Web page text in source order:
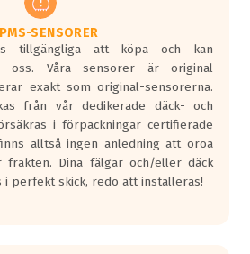
vågor är redan
nya regelverk.
våg kommer vara
än det
2016.
SENSORER
tillgängliga att köpa och kan
oss. Våra sensorer är original
exakt som original-sensorerna.
från vår dedikerade däck- och
i förpackningar certifierade
alltså ingen anledning att oroa
Dina fälgar och/eller däck
perfekt skick, redo att installeras!